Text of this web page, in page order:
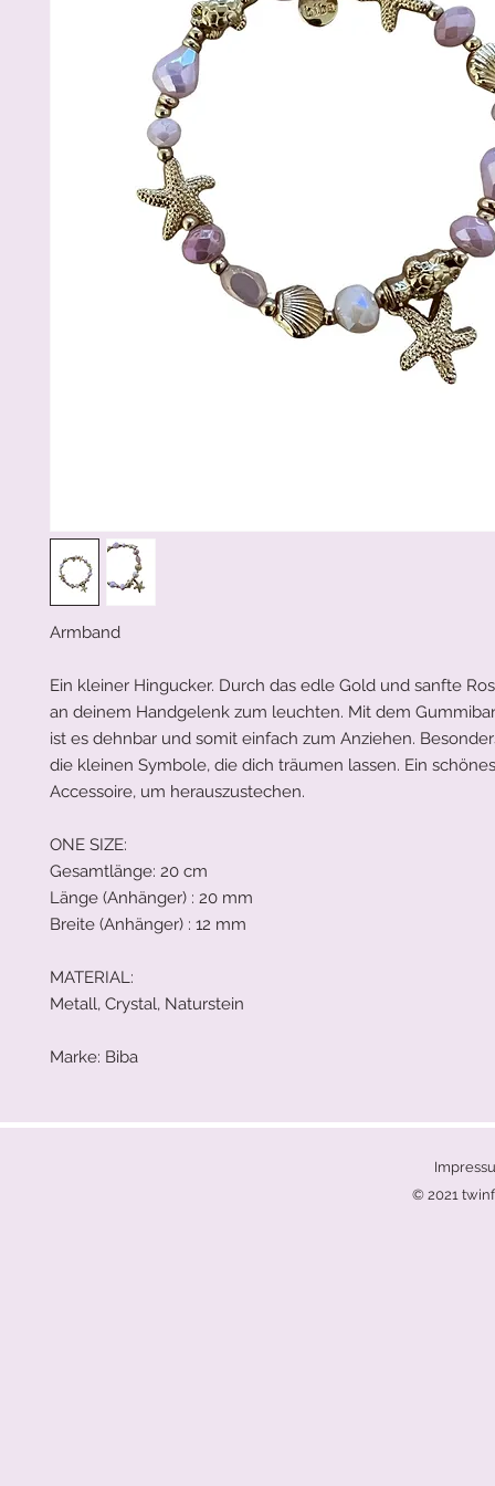
Armband
Ein kleiner Hingucker. Durch das edle Gold und sanfte
an deinem Handgelenk zum leuchten. Mit dem
ist es dehnbar und somit einfach zum Anziehen.
die kleinen Symbole, die dich träumen lassen. Ein
Accessoire, um herauszustechen.
ONE SIZE:
Gesamtlänge: 20 cm
Länge (Anhänger) : 20 mm
Breite (Anhänger) : 12 mm
MATERIAL:
Metall, Crystal, Naturstein
Marke: Biba
© 2021